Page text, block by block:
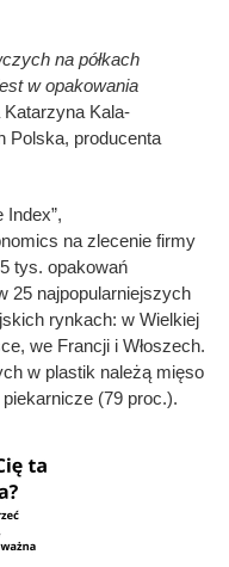
na półkach
w opakowania
Kala-
Polska, producenta
Index”,
na zlecenie firmy
tys. opakowań
25 najpopularniejszych
rynkach: w Wielkiej
we Francji i Włoszech.
w plastik należą mięso
(79 proc.).